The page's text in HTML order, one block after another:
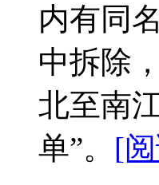
内有同
中拆除
北至南
单”。 [